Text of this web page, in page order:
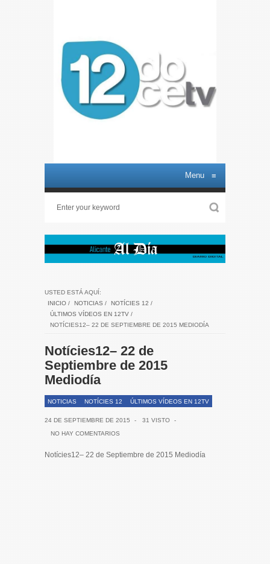
Menu ≡
USTED ESTÁ AQUÍ:
INICIO / NOTICIAS / NOTÍCIES 12 /
ÚLTIMOS VÍDEOS EN 12TV /
NOTÍCIES12– 22 DE SEPTIEMBRE DE 2015 MEDIODÍA
Notícies12– 22 de
Septiembre de 2015
Mediodía
NOTICIAS NOTÍCIES 12 ÚLTIMOS VÍDEOS EN 12TV
24 DE SEPTIEMBRE DE 2015 - 31 VISTO
-
NO HAY COMENTARIOS
Notícies12– 22 de Septiembre de 2015 Mediodía